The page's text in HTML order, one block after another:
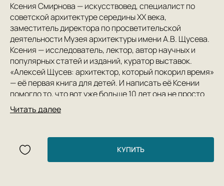
Ксения Смирнова — искусствовед, специалист по
советской архитектуре середины ХХ века,
заместитель директора по просветительской
деятельности Музея архитектуры имени А.В. Щусева.
Ксения — исследователь, лектор, автор научных и
популярных статей и изданий, куратор выставок.
«Алексей Щусев: архитектор, который покорил время»
— её первая книга для детей. И написать её Ксении
помогло то, что вот уже больше 10 лет она не просто
занимается просветительскими проектами, но и
преподаёт историю русского искусства подросткам.
русской архитектуре второй половины XIX века,
научный сотрудник Отдела хранения советской
графики Музея архитектуры имени А.В. Щусева.
Читать далее
КУПИТЬ